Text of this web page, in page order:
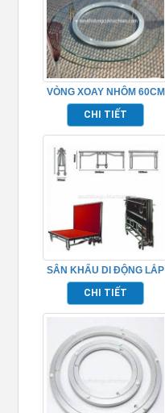
VÒNG XOAY NHÔM 60CM
CHI TIẾT
SÂN KHẤU DI ĐỘNG LẮP
GHÉP TP968012
CHI TIẾT